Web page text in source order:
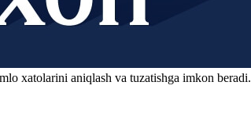
xatolarini aniqlash va tuzatishga imkon beradi.